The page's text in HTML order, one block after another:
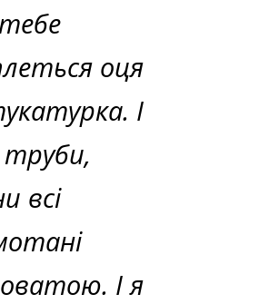
оця
І
труби,
всі
І я